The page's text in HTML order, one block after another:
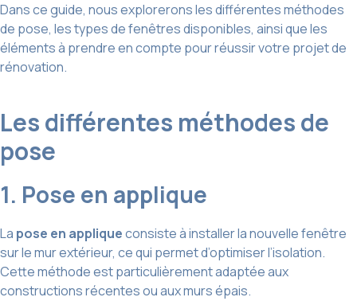
Dans ce guide, nous explorerons les différentes méthodes
de pose, les types de fenêtres disponibles, ainsi que les
éléments à prendre en compte pour réussir votre projet de
rénovation.
Les différentes méthodes de
pose
1. Pose en applique
La pose en appliqueconsiste à installer la nouvelle fenêtre
sur le mur extérieur, ce qui permet d’optimiser l’isolation.
Cette méthode est particulièrement adaptée aux
constructions récentes ou aux murs épais.